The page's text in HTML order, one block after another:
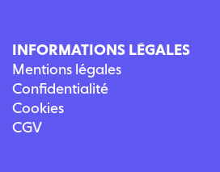
INFORMATIONS LÉGALES
Mentions légales
Confidentialité
Cookies
CGV